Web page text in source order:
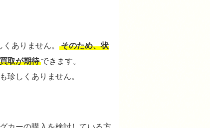
ありません。
そのため、状
取が期待 できます。
珍しくありません。